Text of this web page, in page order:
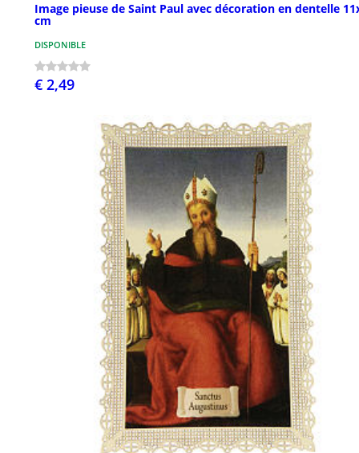
Image pieuse de Saint Paul avec décoration en dentelle
cm
DISPONIBLE
€ 2,49